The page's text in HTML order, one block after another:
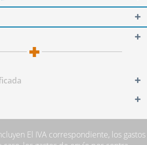
El IVA correspondiente, los gastos